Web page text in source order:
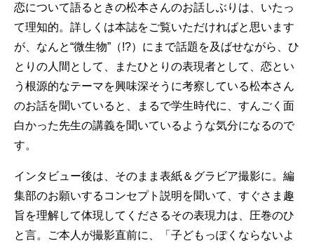
恋について語るときの松本さんのお話しぶりは、いたっ
て理知的。詳しくは本誌をご覧いただければと思います
が、なんと“微生物”（!?）にまで話題を及ばせながら、ひ
とりの人間として、またひとりの表現者として、恋とい
う根源的なテーマを興味深そうに考察している松本さん
のお話を聞いていると、まるで学生時代に、すんごく面
白かった先生の講義を聞いているような気分になるので
す。
インタビュー後は、そのまま表紙＆グラビア撮影に。編
集部のお願いするコンセプト説明を聞いて、すぐさま趣
旨を理解して体現してくださるその表現力は、圧巻のひ
と言。ご本人が撮影直前に、「子どもっぽくならないよ